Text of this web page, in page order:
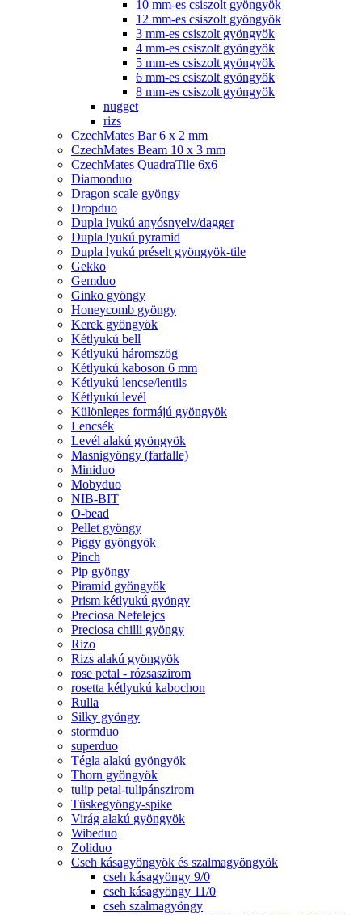
10 mm-es csiszolt gyöngyök
12 mm-es csiszolt gyöngyök
3 mm-es csiszolt gyöngyök
4 mm-es csiszolt gyöngyök
5 mm-es csiszolt gyöngyök
6 mm-es csiszolt gyöngyök
8 mm-es csiszolt gyöngyök
nugget
rizs
CzechMates Bar 6 x 2 mm
CzechMates Beam 10 x 3 mm
CzechMates QuadraTile 6x6
Diamonduo
Dragon scale gyöngy
Dropduo
Dupla lyukú anyósnyelv/dagger
Dupla lyukú pyramid
Dupla lyukú préselt gyöngyök-tile
Gekko
Gemduo
Ginko gyöngy
Honeycomb gyöngy
Kerek gyöngyök
Kétlyukú bell
Kétlyukú háromszög
Kétlyukú kaboson 6 mm
Kétlyukú lencse/lentils
Kétlyukú levél
Különleges formájú gyöngyök
Lencsék
Levél alakú gyöngyök
Masnigyöngy (farfalle)
Miniduo
Mobyduo
NIB-BIT
O-bead
Pellet gyöngy
Piggy gyöngyök
Pinch
Pip gyöngy
Piramid gyöngyök
Prism kétlyukú gyöngy
Preciosa Nefelejcs
Preciosa chilli gyöngy
Rizo
Rizs alakú gyöngyök
rose petal - rózsaszirom
rosetta kétlyukú kabochon
Rulla
Silky gyöngy
stormduo
superduo
Tégla alakú gyöngyök
Thorn gyöngyök
tulip petal-tulipánszirom
Tüskegyöngy-spike
Virág alakú gyöngyök
Wibeduo
Zoliduo
Cseh kásagyöngyök és szalmagyöngyök
cseh kásagyöngy 9/0
cseh kásagyöngy 11/0
cseh szalmagyöngy